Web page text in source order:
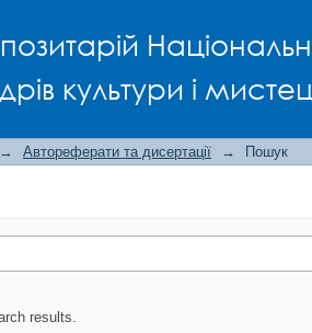
культури і
→ Автореферати та дисертації → Пошук
results.